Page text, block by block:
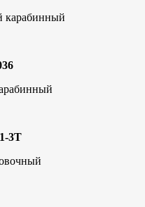
карабинный
3T